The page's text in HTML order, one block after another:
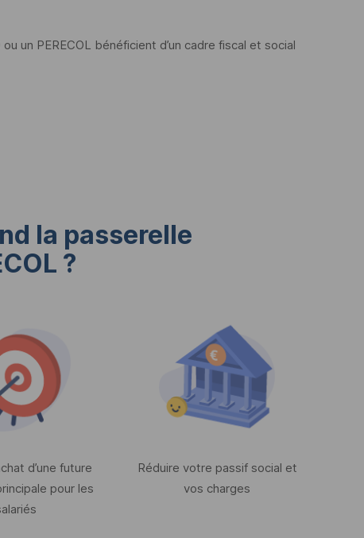
ou un PERECOL bénéficient d’un cadre fiscal et social
la passerelle
?
d’une future
pour les
Réduire votre passif social et
vos charges